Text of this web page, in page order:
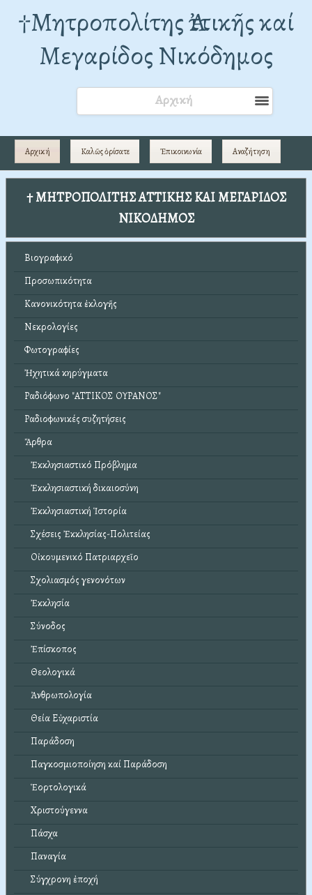
†Mητροπολίτης Ἀττικῆς καί
Μεγαρίδος Νικόδημος
Αρχική
Αρχική Καλῶς ὁρίσατε Ἐπικοινωνία Αναζήτηση
† ΜΗΤΡΟΠΟΛΙΤΗΣ ΑΤΤΙΚΗΣ ΚΑΙ ΜΕΓΑΡΙΔΟΣ
ΝΙΚΟΔΗΜΟΣ
Βιογραφικό
Προσωπικότητα
Κανονικότητα ἐκλογῆς
Νεκρολογίες
Φωτογραφίες
Ἠχητικά κηρύγματα
Ραδιόφωνο "ΑΤΤΙΚΟΣ ΟΥΡΑΝΟΣ"
Ραδιοφωνικές συζητήσεις
Ἄρθρα
Ἐκκλησιαστικό Πρόβλημα
Ἐκκλησιαστική δικαιοσύνη
Ἐκκλησιαστική Ἱστορία
Σχέσεις Ἐκκλησίας-Πολιτείας
Οἰκουμενικό Πατριαρχεῖο
Σχολιασμός γενονότων
Ἐκκλησία
Σύνοδος
Ἐπίσκοπος
Θεολογικά
Ἀνθρωπολογία
Θεία Εὐχαριστία
Παράδοση
Παγκοσμιοποίηση καί Παράδοση
Ἑορτολογικά
Χριστούγεννα
Πάσχα
Παναγία
Σύγχρονη ἐποχή